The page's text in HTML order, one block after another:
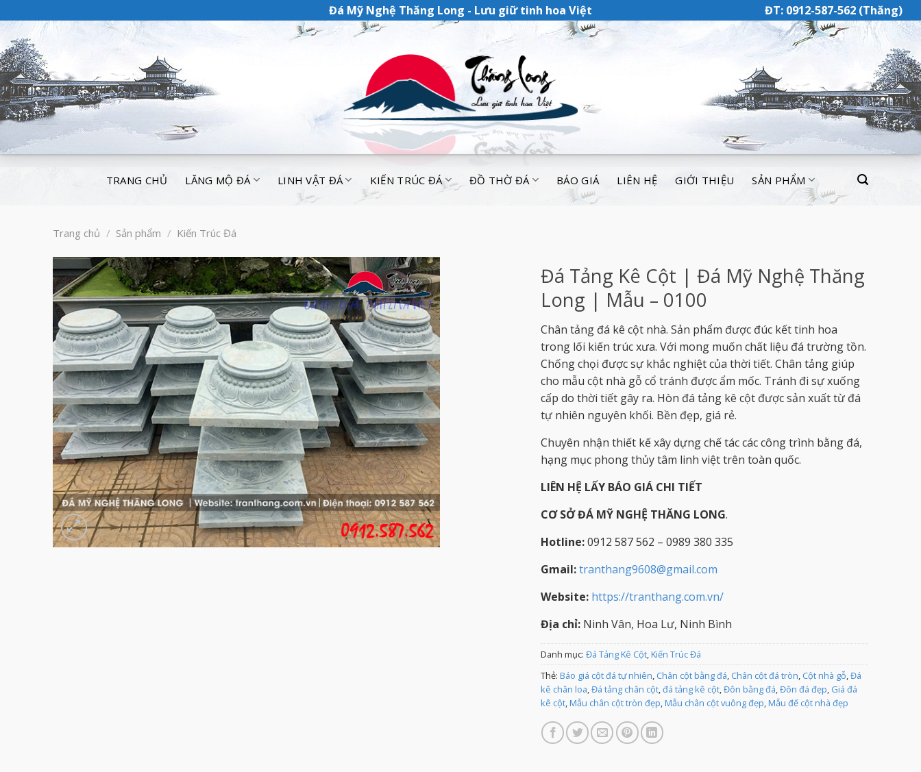
Đá Mỹ Nghệ Thăng Long - Lưu giữ tinh hoa Việt ĐT: 0912-587-562 (Thăng)
TRANG CHỦ LĂNG MỘ ĐÁ LINH VẬT ĐÁ KIẾN TRÚC ĐÁ ĐỒ THỜ ĐÁ BÁO GIÁ LIÊN HỆ GIỚI THIỆU SẢN PHẨM
Trang chủ / Sản phẩm / Kiến Trúc Đá
Đá Tảng Kê Cột | Đá Mỹ Nghệ Thăng
Long | Mẫu – 0100
Chân tảng đá kê cột nhà. Sản phẩm được đúc kết tinh hoa
trong lối kiến trúc xưa. Với mong muốn chất liệu đá trường tồn.
Chống chọi được sự khắc nghiệt của thời tiết. Chân tảng giúp
cho mẫu cột nhà gỗ cổ tránh được ẩm mốc. Tránh đi sự xuống
cấp do thời tiết gây ra. Hòn đá tảng kê cột được sản xuất từ đá
tự nhiên nguyên khối. Bền đẹp, giá rẻ.
Chuyên nhận thiết kế xây dựng chế tác các công trình bằng đá,
hạng mục phong thủy tâm linh việt trên toàn quốc.
LIÊN HỆ LẤY BÁO GIÁ CHI TIẾT
CƠ SỞ ĐÁ MỸ NGHỆ THĂNG LONG.
Hotline:0912 587 562 – 0989 380 335
Gmail:tranthang9608@gmail.com
Website: https://tranthang.com.vn/
Địa chỉ:Ninh Vân, Hoa Lư, Ninh Bình
Danh mục: Đá Tảng Kê Cột, Kiến Trúc Đá
Thẻ: Báo giá cột đá tự nhiên Chân cột bằng đá Chân cột đá tròn Cột nhà gỗ Đá
kê chân loa Đá tảng chân cột, đá tảng kê cột, Đôn bằng đá Đôn đá đẹp Giá đá
kê cột, Mẫu chân cột tròn đẹp Mẫu chân cột vuông đẹp Mẫu đế cột nhà đẹp